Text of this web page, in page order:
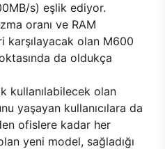
s) eşlik ediyor.
oranı ve RAM
karşılayacak olan M600
da oldukça
kullanılabilecek olan
yaşayan kullanıcılara da
ofislere kadar her
yeni model, sağladığı